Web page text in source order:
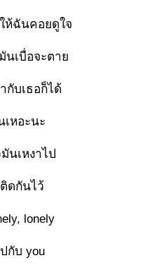
ให้ฉันคอยดูใจ
นเบื่อจะตาย
กับเธอก็ได้
เหอะนะ
นเหงาไป
ดกันไว้
lonely
กับ you